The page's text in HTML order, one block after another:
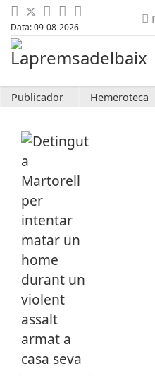
Data: 09-08-2026
Publicador Hemeroteca